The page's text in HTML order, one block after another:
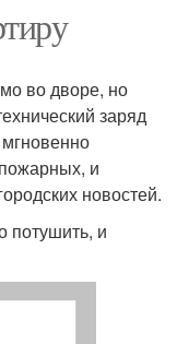
во дворе, но
заряд
и
новостей.
потушить, и